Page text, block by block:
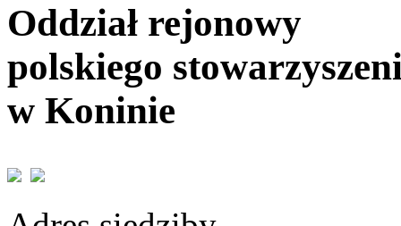
Oddział rejonowy
polskiego
w Koninie